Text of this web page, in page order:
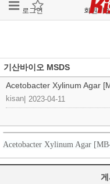
로그인 회원가
기산바이오 MSDS
Acetobacter Xylinum Agar
kisan 2023-04-11
Acetobacter Xylinum Agar